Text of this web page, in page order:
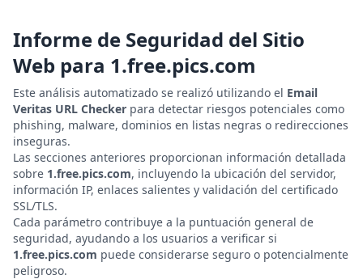
Informe de Seguridad del Sitio
Web para 1.free.pics.com
Este análisis automatizado se realizó utilizando el Email
Veritas URL Checker para detectar riesgos potenciales como
phishing, malware, dominios en listas negras o redirecciones
inseguras.
Las secciones anteriores proporcionan información detallada
sobre 1.free.pics.com, incluyendo la ubicación del servidor,
información IP, enlaces salientes y validación del certificado
SSL/TLS.
Cada parámetro contribuye a la puntuación general de
seguridad, ayudando a los usuarios a verificar si
1.free.pics.com puede considerarse seguro o potencialmente
peligroso.